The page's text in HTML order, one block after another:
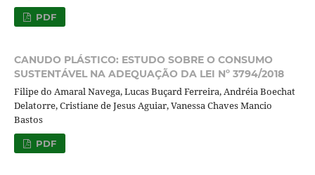
PDF
CANUDO PLÁSTICO: ESTUDO SOBRE O CONSUMO
SUSTENTÁVEL NA ADEQUAÇÃO DA LEI Nº 3794/2018
Filipe do Amaral Navega, Lucas Buçard Ferreira, Andréia Boechat
Delatorre, Cristiane de Jesus Aguiar, Vanessa Chaves Mancio
Bastos
PDF